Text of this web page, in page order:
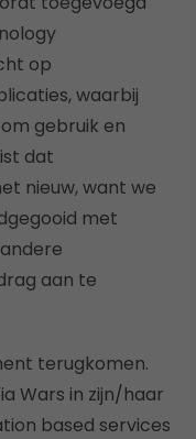
op
waarbij
gebruik en
dat
nieuw, want we
met
aan te
terugkomen.
Wars in zijn/haar
based services